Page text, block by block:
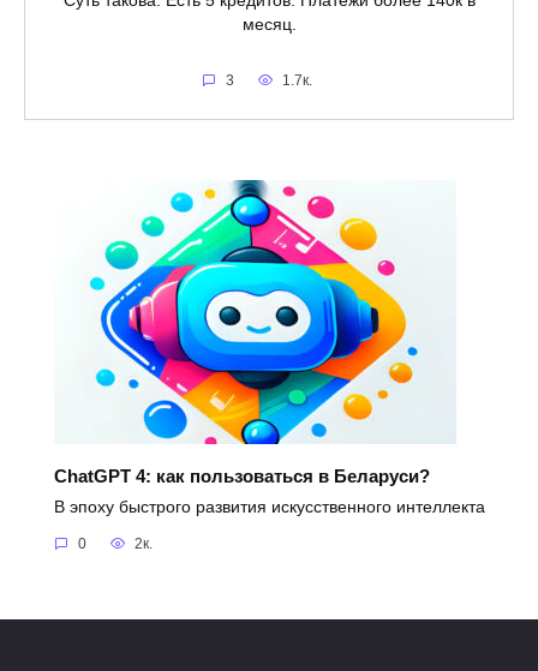
месяц.
3 1.7к.
ChatGPT 4: как пользоваться в Беларуси?
В эпоху быстрого развития искусственного интеллекта
0 2к.